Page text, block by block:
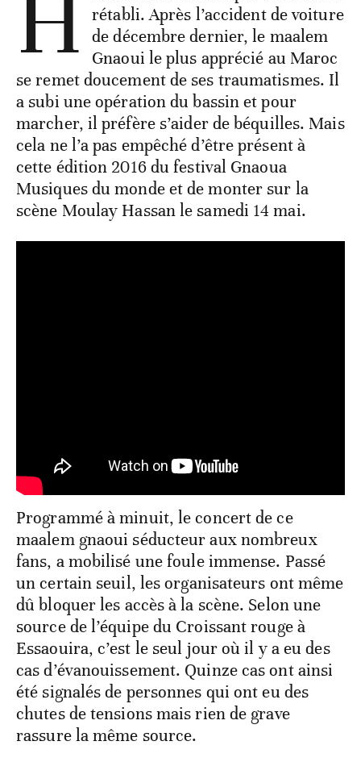
rétabli. Après l’accident de voiture
de décembre dernier, le maalem
Gnaoui le plus apprécié au Maroc
se remet doucement de ses traumatismes. Il
a subi une opération du bassin et pour
marcher, il préfère s’aider de béquilles. Mais
cela ne l’a pas empêché d’être présent à
cette édition 2016 du festival Gnaoua
Musiques du monde et de monter sur la
scène Moulay Hassan le samedi 14 mai.
Programmé à minuit, le concert de ce
maalem gnaoui séducteur aux nombreux
fans, a mobilisé une foule immense. Passé
un certain seuil, les organisateurs ont même
dû bloquer les accès à la scène. Selon une
source de l’équipe du Croissant rouge à
Essaouira, c’est le seul jour où il y a eu des
cas d’évanouissement. Quinze cas ont ainsi
été signalés de personnes qui ont eu des
chutes de tensions mais rien de grave
rassure la même source.